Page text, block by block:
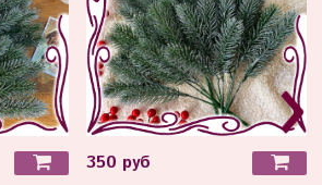
350 руб